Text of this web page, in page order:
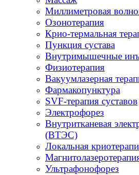
Миллиметровая
Озонотерапия
Крио-термальная
Пункция сустава
Внутримышечные
Физиотерапия
Вакуумлазерная
Фармакопунктура
SVF-терапия суставов
Электрофорез
Внутритканевая
(ВТЭС)
Локальная
Ультрафонофорез